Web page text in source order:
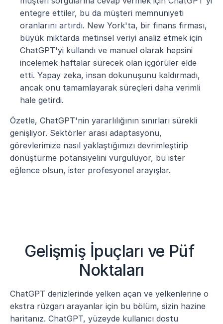
entegre ettiler, bu da müşteri memnuniyeti
oranlarını artırdı. New York'ta, bir finans firması,
büyük miktarda metinsel veriyi analiz etmek için
ChatGPT'yi kullandı ve manuel olarak hepsini
incelemek haftalar sürecek olan içgörüler elde
etti. Yapay zeka, insan dokunuşunu kaldırmadı,
ancak onu tamamlayarak süreçleri daha verimli
hale getirdi.
Özetle, ChatGPT'nin yararlılığının sınırları sürekli
genişliyor. Sektörler arası adaptasyonu,
görevlerimize nasıl yaklaştığımızı devrimleştirip
dönüştürme potansiyelini vurguluyor, bu ister
eğlence olsun, ister profesyonel arayışlar.
Gelişmiş İpuçları ve Püf
Noktaları
ChatGPT denizlerinde yelken açan ve yelkenlerine o
ekstra rüzgarı arayanlar için bu bölüm, sizin hazine
haritanız. ChatGPT, yüzeyde kullanıcı dostu